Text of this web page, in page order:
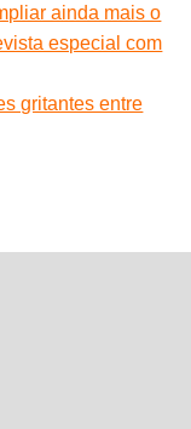
ainda mais o
especial com
gritantes entre